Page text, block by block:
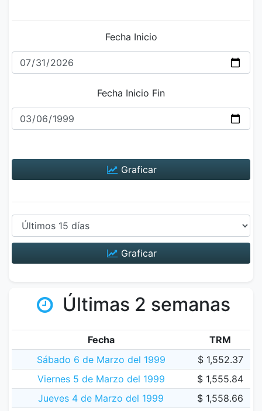
Fecha Inicio
Fecha Inicio Fin
Graficar
Graficar
Últimas 2 semanas
Fecha
TRM
Sábado 6 de Marzo del 1999
$ 1,552.37
Viernes 5 de Marzo del 1999
$ 1,555.84
Jueves 4 de Marzo del 1999
$ 1,558.66